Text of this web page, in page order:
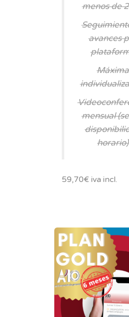
menos de
avances
Máxima
mensual
horario)
59,70€ iva incl.